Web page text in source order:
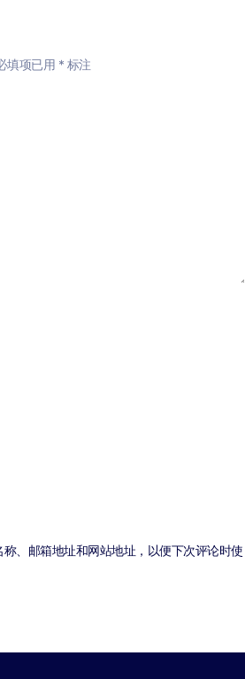
填项已用 * 标注
、邮箱地址和网站地址，以便下次评论时使